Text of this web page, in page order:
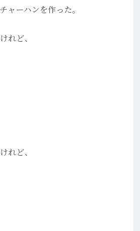
ーハンを作った。
れど、
れど、